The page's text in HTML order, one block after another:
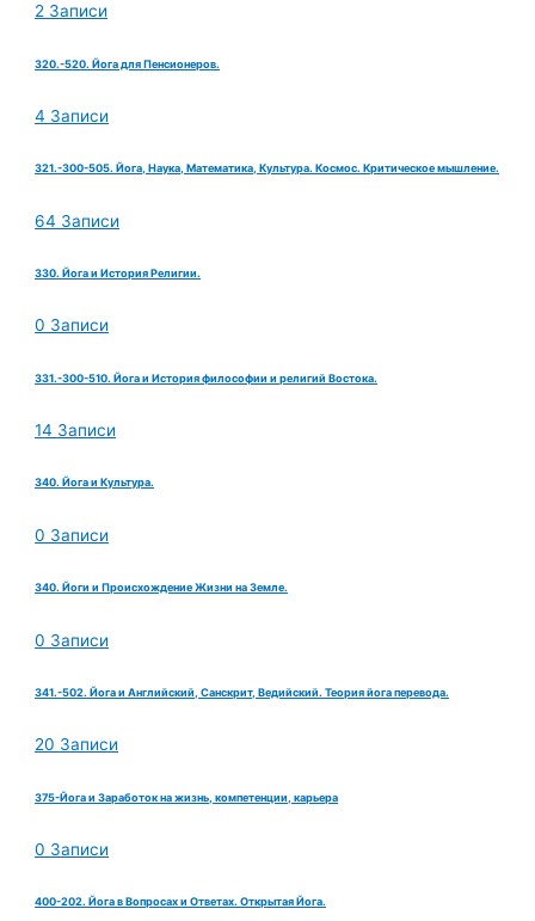
2 Записи
320.-520. Йога для Пенсионеров.
4 Записи
321.-300-505. Йога, Наука, Математика, Культура. Космос. Критическое мышление.
64 Записи
330. Йога и История Религии.
0 Записи
331.-300-510. Йога и История философии и религий Востока.
14 Записи
340. Йога и Культура.
0 Записи
340. Йоги и Происхождение Жизни на Земле.
0 Записи
341.-502. Йога и Английский, Санскрит, Ведийский. Теория йога перевода.
20 Записи
375-Йога и Заработок на жизнь, компетенции, карьера
0 Записи
400-202. Йога в Вопросах и Ответах. Открытая Йога.